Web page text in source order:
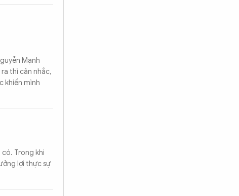
Mạnh
thì cân nhắc,
khiến mình
Trong khi
lợi thực sự